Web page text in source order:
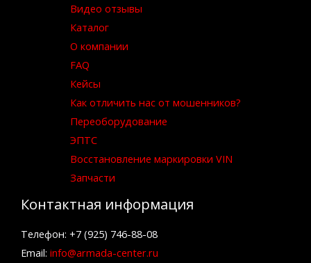
Видео отзывы
Каталог
О компании
FAQ
Кейсы
Как отличить нас от мошенников?
Переоборудование
ЭПТС
Восстановление маркировки VIN
Запчасти
Контактная информация
Телефон: +7 (925) 746-88-08
Email: info@armada-center.ru